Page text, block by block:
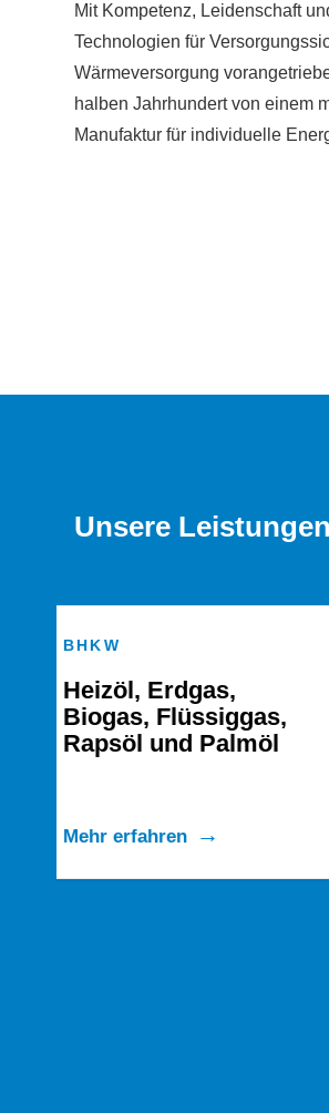
Mit Kompetenz, Leidenschaft
Technologien für
Wärmeversorgung
halben Jahrhundert von einem
Manufaktur für individuelle
Unsere Leistungen
NEA
Notstrom,
Stromerzeugung und
Zapfwellengenerator
Mehr erfahren